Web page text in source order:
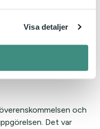
Visa detaljer
kommer därför att
för kapital, tjänster,
så kallade femte
och
Det var